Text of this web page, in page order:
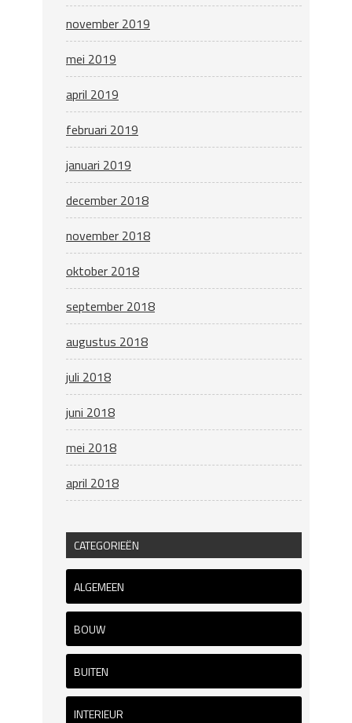
november 2019
mei 2019
april 2019
februari 2019
januari 2019
december 2018
november 2018
oktober 2018
september 2018
augustus 2018
juli 2018
juni 2018
mei 2018
april 2018
CATEGORIEËN
ALGEMEEN
BOUW
BUITEN
INTERIEUR